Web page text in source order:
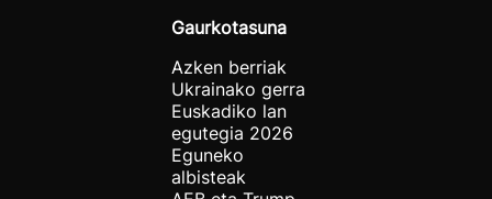
Gaurkotasuna
Azken berriak
Ukrainako gerra
Euskadiko lan
egutegia 2026
Eguneko
albisteak